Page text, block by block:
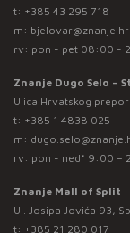
t: +385 43 295 718
m: bjelovar@znanje.hr
rv: pon - pet 08:00 -
Znanje Dugo Selo –
Ulica Hrvatskog
t: +385 1 4838 025
m:
rv: pon - ned* 9:00 –
Znanje Mall of Split
Ul. Josipa Jovića 93,
t: +385 21 280 017